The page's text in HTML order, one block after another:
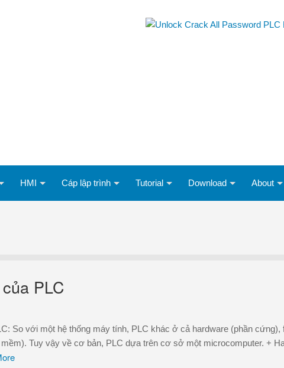
HMI Cáp lập trình Tutorial Download About
PLC
So với một hệ thống máy tính, PLC khác ở cả hardware (phần
Tuy vậy về cơ bản, PLC dựa trên cơ sở một microcomputer. +